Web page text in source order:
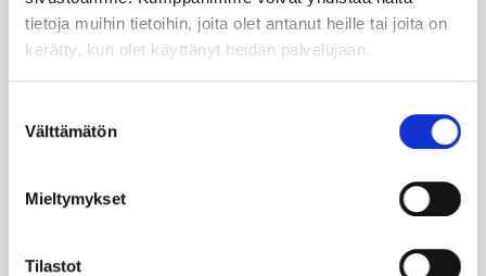
tietoja muihin tietoihin, joita olet antanut heille tai joita on
kerätty, kun olet käyttänyt heidän palvelujaan.
valinta
Välttämätön
Mieltymykset
Tilastot